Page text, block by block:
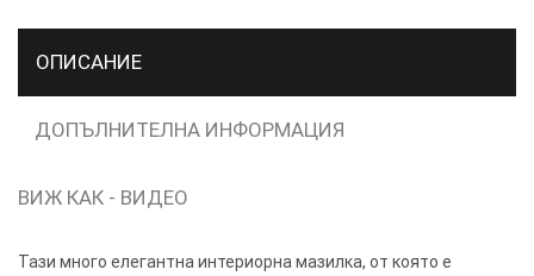
ОПИСАНИЕ
ДОПЪЛНИТЕЛНА ИНФОРМАЦИЯ
ВИЖ КАК - ВИДЕО
Тази много елегантна интериорна мазилка, от която е
МОЖЕТЕ
ДА
НАМЕРИТЕ
ТУК.
УСЛУГИ ОПЦИИ
Google